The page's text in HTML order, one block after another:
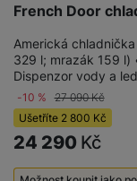
French Door
Americká
329 l; mrazák 159 l)
Dispenzor vody a
-10 % 27 090Kč
Ušetříte 2 800 Kč
24 290 Kč